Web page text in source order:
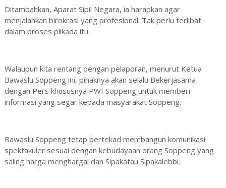
Ditambahkan, Aparat Sipil Negara, ia harapkan agar
menjalankan birokrasi yang profesional. Tak perlu terlibat
dalam proses pilkada itu.
Walaupun kita rentang dengan pelaporan, menurut Ketua
Bawaslu Soppeng ini, pihaknya akan selalu Bekerjasama
dengan Pers khususnya PWI Soppeng untuk memberi
informasi yang segar kepada masyarakat Soppeng.
Bawaslu Soppeng tetap bertekad membangun komunikasi
spektakuler sesuai dengan kebudayaan orang Soppeng yang
saling harga menghargai dan Sipakatau Sipakalebbi.